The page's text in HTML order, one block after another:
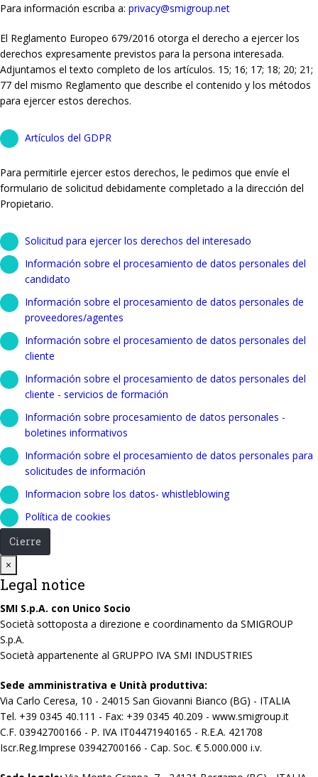
Para información escriba a: privacy@smigroup.net
El Reglamento Europeo 679/2016 otorga el derecho a ejercer los
derechos expresamente previstos para la persona interesada.
Adjuntamos el texto completo de los artículos. 15; 16; 17; 18; 20; 21;
77 del mismo Reglamento que describe el contenido y los métodos
para ejercer estos derechos.
Artículos del GDPR
Para permitirle ejercer estos derechos, le pedimos que envíe el
formulario de solicitud debidamente completado a la dirección del
Propietario.
Solicitud para ejercer los derechos del interesado
Información sobre el procesamiento de datos personales del
candidato
Información sobre el procesamiento de datos personales de
proveedores/agentes
Información sobre el procesamiento de datos personales del
cliente
Información sobre el procesamiento de datos personales del
cliente - servicios de formación
Información sobre procesamiento de datos personales -
boletines informativos
Información sobre el procesamiento de datos personales para
solicitudes de información
Informacion sobre los datos- whistleblowing
Política de cookies
Cierre
×
Legal notice
SMI S.p.A. con Unico Socio
Società sottoposta a direzione e coordinamento da SMIGROUP
S.p.A.
Società appartenente al GRUPPO IVA SMI INDUSTRIES
Sede amministrativa e Unità produttiva:
Via Carlo Ceresa, 10 - 24015 San Giovanni Bianco (BG) - ITALIA
Tel. +39 0345 40.111 - Fax: +39 0345 40.209 - www.smigroup.it
C.F. 03942700166 - P. IVA IT04471940165 - R.E.A. 421708
Iscr.Reg.Imprese 03942700166 - Cap. Soc. € 5.000.000 i.v.